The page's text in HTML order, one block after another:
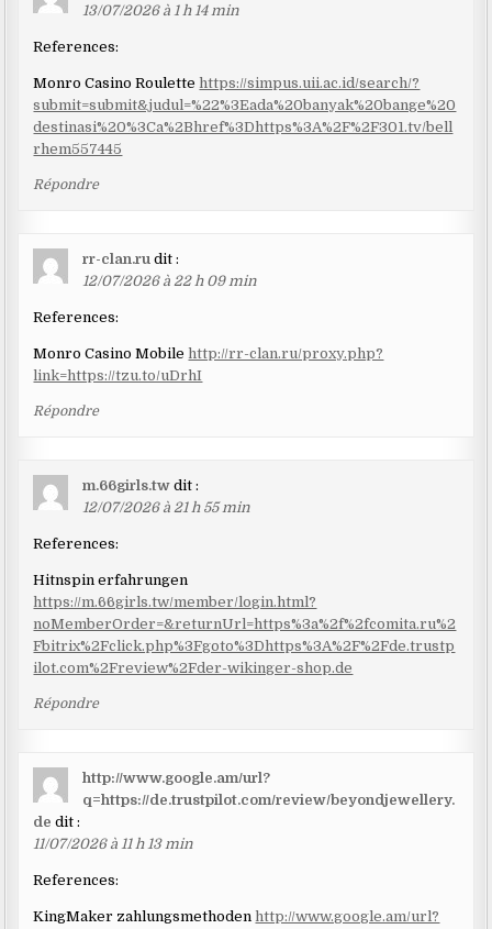
13/07/2026 à 1 h 14 min
References:
Monro Casino Roulette https://simpus.uii.ac.id/search/?
submit=submit&judul=%22%3Eada%20banyak%20bange%20
destinasi%20%3Ca%2Bhref%3Dhttps%3A%2F%2F301.tv/bell
rhem557445
Répondre
rr-clan.ru dit :
12/07/2026 à 22 h 09 min
References:
Monro Casino Mobilehttp://rr-clan.ru/proxy.php?
link=https://tzu.to/uDrhI
Répondre
m.66girls.tw dit :
12/07/2026 à 21 h 55 min
References:
Hitnspin erfahrungen
https://m.66girls.tw/member/login.html?
noMemberOrder=&returnUrl=https%3a%2f%2fcomita.ru%2
Fbitrix%2Fclick.php%3Fgoto%3Dhttps%3A%2F%2Fde.trustp
ilot.com%2Freview%2Fder-wikinger-shop.de
Répondre
http://www.google.am/url?
q=https://de.trustpilot.com/review/beyondjewellery.
de dit :
11/07/2026 à 11 h 13 min
References:
KingMaker zahlungsmethodenhttp://www.google.am/url?